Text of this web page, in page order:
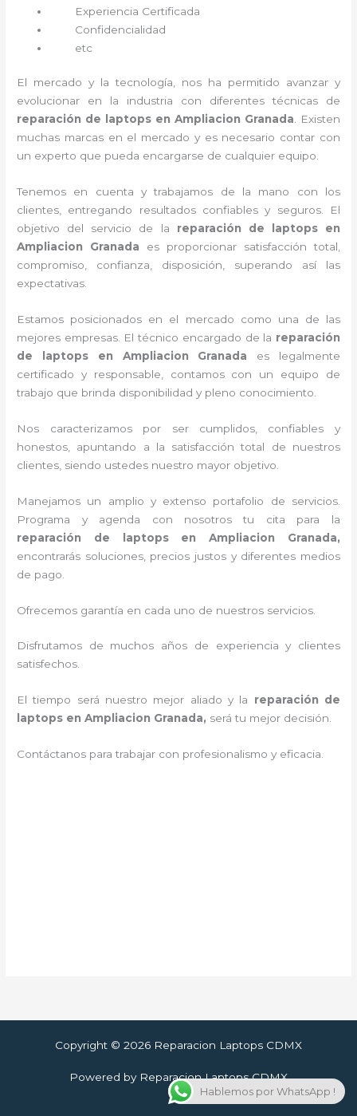
Experiencia Certificada
Confidencialidad
etc
El mercado y la tecnología, nos ha permitido avanzar y
evolucionar en la industria con diferentes técnicas de
reparación de laptops en Ampliacion Granada . Existen
muchas marcas en el mercado y es necesario contar con
un experto que pueda encargarse de cualquier equipo.
Tenemos en cuenta y trabajamos de la mano con los
clientes, entregando resultados confiables y seguros. El
objetivo del servicio de la reparación de laptops en
Ampliacion Granada es proporcionar satisfacción total,
compromiso, confianza, disposición, superando así las
expectativas.
Estamos posicionados en el mercado como una de las
mejores empresas. El técnico encargado de la reparación
de laptops en Ampliacion Granada es legalmente
certificado y responsable, contamos con un equipo de
trabajo que brinda disponibilidad y pleno conocimiento.
Nos caracterizamos por ser cumplidos, confiables y
honestos, apuntando a la satisfacción total de nuestros
clientes, siendo ustedes nuestro mayor objetivo.
Manejamos un amplio y extenso portafolio de servicios.
Programa y agenda con nosotros tu cita para la
reparación de laptops en Ampliacion Granada,
encontrarás soluciones, precios justos y diferentes medios
de pago.
Ofrecemos garantía en cada uno de nuestros servicios.
Disfrutamos de muchos años de experiencia y clientes
satisfechos.
El tiempo será nuestro mejor aliado y la reparación de
laptops en Ampliacion Granada, será tu mejor decisión.
Contáctanos para trabajar con profesionalismo y eficacia.
Copyright © 2026 Reparacion Laptops CDMX
Powered by Reparacion Laptops CDMX
Hablemos por WhatsApp !